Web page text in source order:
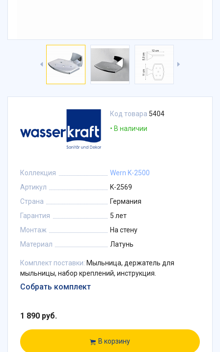
Код товара 5404
В наличии
Коллекция
Wern K-2500
Артикул
K-2569
Страна
Германия
Гарантия
5 лет
Монтаж
На стену
Материал
Латунь
Комплект поставки: Мыльница, держатель для
мыльницы, набор креплений, инструкция.
Собрать комплект
1 890 руб.
В корзину